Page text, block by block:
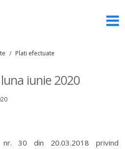
/ Plati efectuate
iunie 2020
30 din 20.03.2018 privind